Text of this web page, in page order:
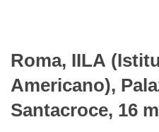
Roma, IILA
Americano),
Santacroce, 16